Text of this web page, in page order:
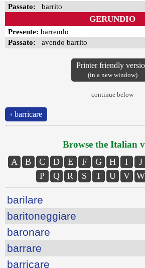
Passato: barrito
GERUNDIO
Presente: barrendo
Passato: avendo barrito
Printer friendly
(in a new window)
continue below
‹ barricare
Browse the Italian
A B C D E F G H I J
P
Q R S T U V W
barilare
baritoneggiare
baronare
barrare
barricare